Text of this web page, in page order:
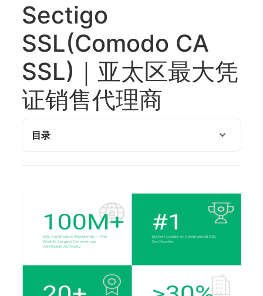
Sectigo
SSL(Comodo CA
SSL)｜亚太区最大凭
证销售代理商
目录